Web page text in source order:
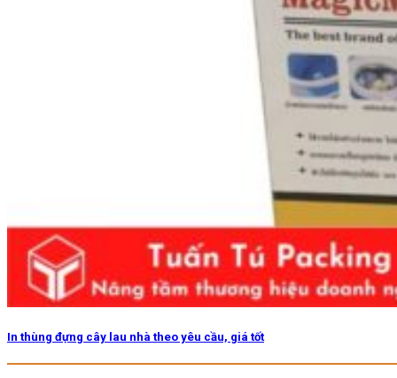
In thùng đựng cây lau nhà theo yêu cầu, giá tốt